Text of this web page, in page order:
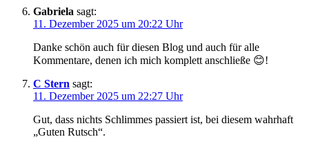
Gabriela sagt:
11. Dezember 2025 um 20:22 Uhr
Danke schön auch für diesen Blog und auch für alle
Kommentare, denen ich mich komplett anschließe 😊!
C Stern sagt:
11. Dezember 2025 um 22:27 Uhr
Gut, dass nichts Schlimmes passiert ist, bei diesem wahrhaft
„Guten Rutsch“.